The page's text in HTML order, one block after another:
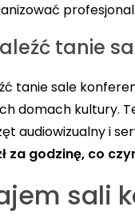
tanie
tanie sale
domach kultury.
audiowizualny i
za godzinę, co
sali